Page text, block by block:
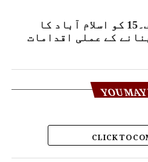
سیکٹر ایف۔14 اور ایف۔15 کو اسلام آباد کا
کے عملی اقدامات
YOU
CLICK TO